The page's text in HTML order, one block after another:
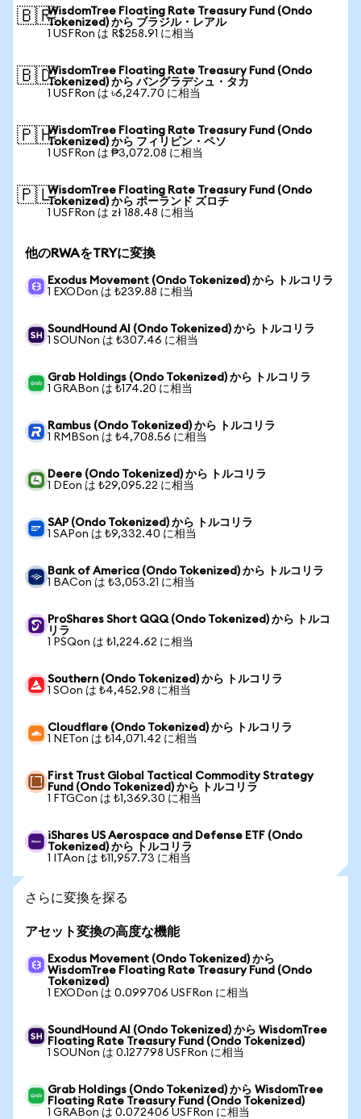
🇧🇷WisdomTree Floating Rate Treasury Fund (Ondo
Tokenized) から ブラジル・レアル
1 USFRon は R$258.91 に相当
🇧🇩WisdomTree Floating Rate Treasury Fund (Ondo
Tokenized) から バングラデシュ・タカ
1 USFRon は ৳6,247.70 に相当
🇵🇭WisdomTree Floating Rate Treasury Fund (Ondo
Tokenized) から フィリピン・ペソ
1 USFRon は ₱3,072.08 に相当
🇵🇱WisdomTree Floating Rate Treasury Fund (Ondo
Tokenized) から ポーランド ズロチ
1 USFRon は zł 188.48 に相当
他のRWAをTRYに変換
Exodus Movement (Ondo Tokenized) から トルコリラ
1 EXODon は ₺239.88 に相当
SoundHound AI (Ondo Tokenized) から トルコリラ
1 SOUNon は ₺307.46 に相当
Grab Holdings (Ondo Tokenized) から トルコリラ
1 GRABon は ₺174.20 に相当
Rambus (Ondo Tokenized) から トルコリラ
1 RMBSon は ₺4,708.56 に相当
Deere (Ondo Tokenized) から トルコリラ
1 DEon は ₺29,095.22 に相当
SAP (Ondo Tokenized) から トルコリラ
1 SAPon は ₺9,332.40 に相当
Bank of America (Ondo Tokenized) から トルコリラ
1 BACon は ₺3,053.21 に相当
ProShares Short QQQ (Ondo Tokenized) から トルコ
リラ
1 PSQon は ₺1,224.62 に相当
Southern (Ondo Tokenized) から トルコリラ
1 SOon は ₺4,452.98 に相当
Cloudflare (Ondo Tokenized) から トルコリラ
1 NETon は ₺14,071.42 に相当
First Trust Global Tactical Commodity Strategy
Fund (Ondo Tokenized) から トルコリラ
1 FTGCon は ₺1,369.30 に相当
iShares US Aerospace and Defense ETF (Ondo
Tokenized) から トルコリラ
1 ITAon は ₺11,957.73 に相当
さらに変換を探る
アセット変換の高度な機能
Exodus Movement (Ondo Tokenized) から
WisdomTree Floating Rate Treasury Fund (Ondo
Tokenized)
1 EXODon は 0.099706 USFRon に相当
SoundHound AI (Ondo Tokenized) から WisdomTree
Floating Rate Treasury Fund (Ondo Tokenized)
1 SOUNon は 0.127798 USFRon に相当
Grab Holdings (Ondo Tokenized) から WisdomTree
Floating Rate Treasury Fund (Ondo Tokenized)
1 GRABon は 0.072406 USFRon に相当